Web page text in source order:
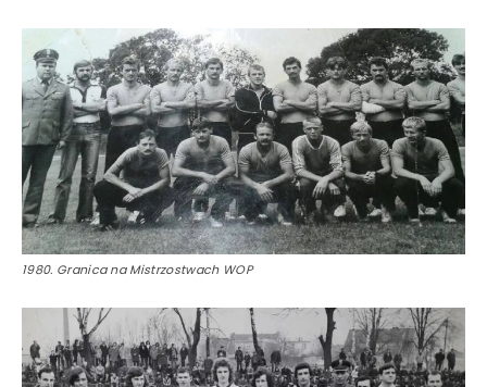
1980. Granica na Mistrzostwach WOP